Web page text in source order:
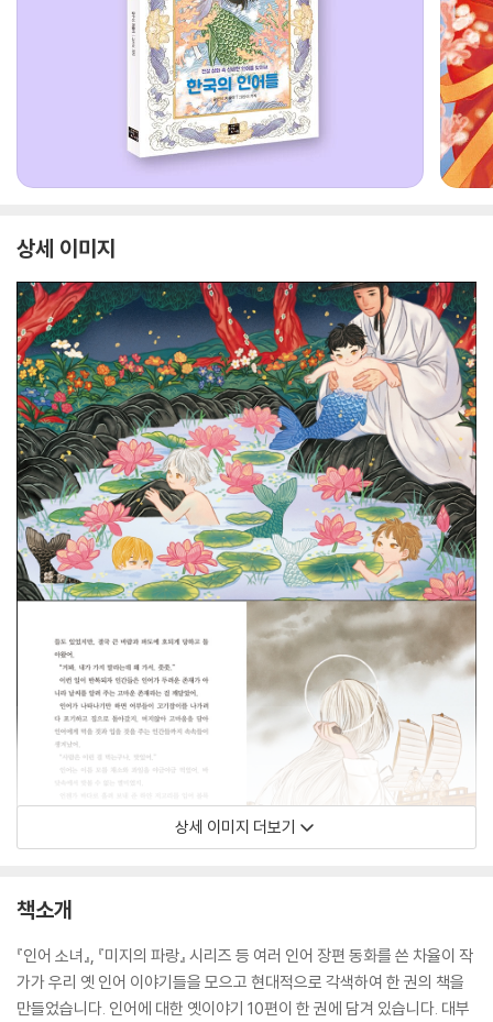
상세 이미지
상세 이미지 더보기
책소개
『인어 소녀』, 『미지의 파랑』 시리즈 등 여러 인어 장편 동화를 쓴 차율이 작
가가 우리 옛 인어 이야기들을 모으고 현대적으로 각색하여 한 권의 책을
만들었습니다. 인어에 대한 옛이야기 10편이 한 권에 담겨 있습니다. 대부